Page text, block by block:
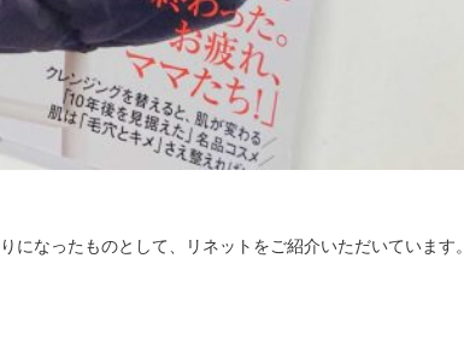
なったものとして、リネットをご紹介いただいています。